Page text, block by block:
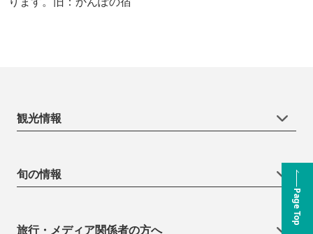
Page Top
観光情報
旬の情報
旅行・メディア関係者の方へ